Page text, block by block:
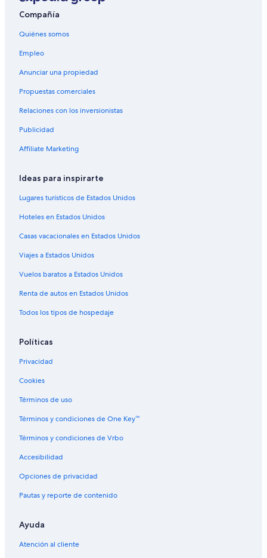
Hoteles en Maule
Hoteles haciendas en Maule
Lodges en Maule
Moteles en Maule
Hoteles en Chanco
Hoteles cerca de Plaza San Rafael
Hoteles cerca de Plaza de Chanco
Apartamentos en Maule
Hoteles en Maule
Hoteles cerca de Empedrado
Hoteles cerca de Viña Balduzzi
Hoteles cerca de Estadio Fiscal de Talca
Hoteles 5 estrellas en Talca
Cabañas en Talca
Hoteles con casino en Talca
Hoteles de negocios en Talca
Hoteles históricos en Talca
Hoteles con aire acondicionado en Talca
Hoteles en Talca
Hoteles cerca de Viña Carta Vieja
Hoteles cerca de Plaza de Armas
Hoteles en Curepto
Hoteles en Licantén
Hoteles cerca de Universidad de Talca
Hoteles en San Clemente
Compañía
Quiénes somos
Empleo
Anunciar una propiedad
Propuestas comerciales
Relaciones con los inversionistas
Publicidad
Affiliate Marketing
Ideas para inspirarte
Lugares turísticos de Estados Unidos
Hoteles en Estados Unidos
Casas vacacionales en Estados Unidos
Viajes a Estados Unidos
Vuelos baratos a Estados Unidos
Renta de autos en Estados Unidos
Todos los tipos de hospedaje
Políticas
Privacidad
Cookies
Términos de uso
Términos y condiciones de One Key™
Términos y condiciones de Vrbo
Accesibilidad
Opciones de privacidad
Pautas y reporte de contenido
Ayuda
Atención al cliente